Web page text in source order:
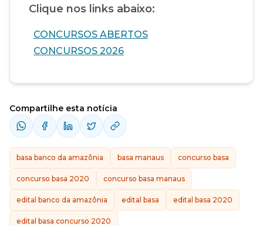
Clique nos links abaixo:
CONCURSOS ABERTOS
CONCURSOS 2026
Compartilhe esta notícia
basa banco da amazônia basa manaus concurso basa
concurso basa 2020 concurso basa manaus
edital banco da amazônia edital basa edital basa 2020
edital basa concurso 2020